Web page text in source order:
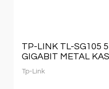
TP-LINK TL-SG105
GIGABIT METAL
Tp-Link